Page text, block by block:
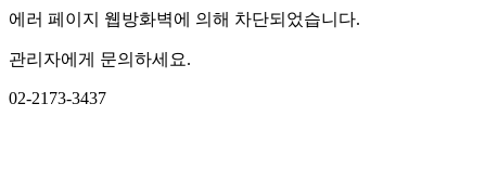
에러 페이지 웹방화벽에 의해 차단되었습니다.
관리자에게 문의하세요.
02-2173-3437